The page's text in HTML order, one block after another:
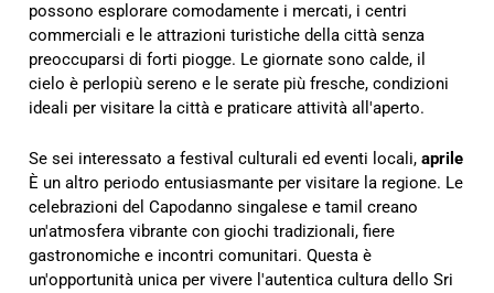
possono esplorare comodamente i mercati, i centri
commerciali e le attrazioni turistiche della città senza
preoccuparsi di forti piogge. Le giornate sono calde, il
cielo è perlopiù sereno e le serate più fresche, condizioni
ideali per visitare la città e praticare attività all'aperto.
Se sei interessato a festival culturali ed eventi locali, aprile
È un altro periodo entusiasmante per visitare la regione. Le
celebrazioni del Capodanno singalese e tamil creano
un'atmosfera vibrante con giochi tradizionali, fiere
gastronomiche e incontri comunitari. Questa è
un'opportunità unica per vivere l'autentica cultura dello Sri